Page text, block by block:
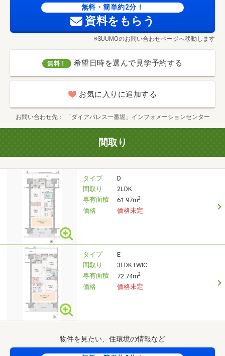
無料・簡単約2分！
資料をもらう
※SUUMOのお問い合わせページへ移動します
無料！ 希望日時を選んで見学予約する
お気に入りに追加する
お問い合わせ先 「ダイアパレス一番堀」インフォメーションセンター
間取り
タイプ
D
間取り
2LDK
専有面積
61.97m2
価格 価格未定
タイプ
E
間取り
3LDK+WIC
専有面積
72.74m2
価格 価格未定
物件を見たい、住環境の情報など